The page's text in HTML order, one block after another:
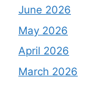
June 2026
May 2026
April 2026
March 2026